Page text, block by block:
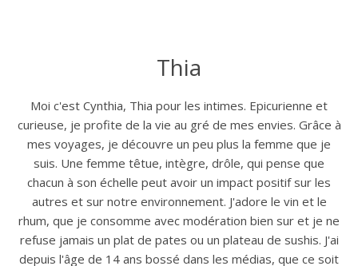
Thia
Moi c'est Cynthia, Thia pour les intimes. Epicurienne et
curieuse, je profite de la vie au gré de mes envies. Grâce à
mes voyages, je découvre un peu plus la femme que je
suis. Une femme têtue, intègre, drôle, qui pense que
chacun à son échelle peut avoir un impact positif sur les
autres et sur notre environnement. J'adore le vin et le
rhum, que je consomme avec modération bien sur et je ne
refuse jamais un plat de pates ou un plateau de sushis. J'ai
depuis l'âge de 14 ans bossé dans les médias, que ce soit